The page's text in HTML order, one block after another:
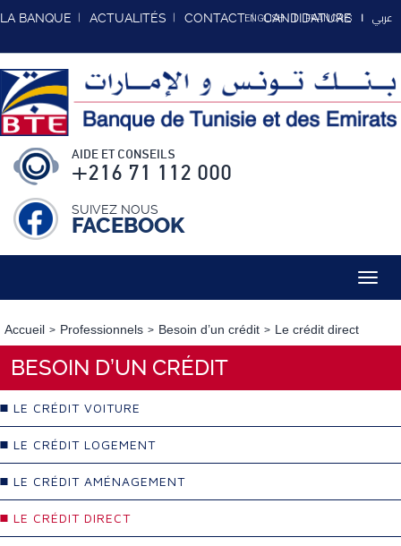
LA BANQUE ACTUALITÉS CONTACT CANDIDATURE
ENGLISH FRANCAIS عربي
AIDE ET CONSEILS
+216 71 112 000
SUIVEZ NOUS
FACEBOOK
Accueil Professionnels Besoin d’un crédit Le crédit direct
BESOIN D’UN CRÉDIT
LE CRÉDIT VOITURE
LE CRÉDIT LOGEMENT
LE CRÉDIT AMÉNAGEMENT
LE CRÉDIT DIRECT